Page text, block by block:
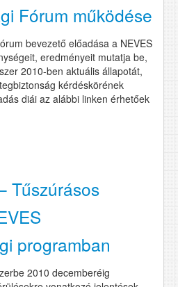
Fórum működése
bevezető előadása a NEVES
eredményeit mutatja be,
2010-ben aktuális állapotát,
kérdéskörének
diái az alábbi linken érhetőek
Tűszúrásos
programban
2010 decemberéig